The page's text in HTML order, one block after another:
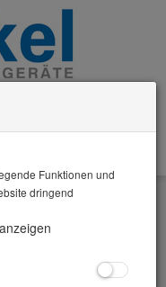
Funktionen und
dringend